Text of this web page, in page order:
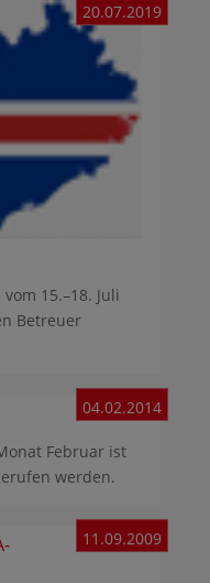
20.07.2019
15.–18. Juli
Betreuer
04.02.2014
Februar ist
werden.
11.09.2009